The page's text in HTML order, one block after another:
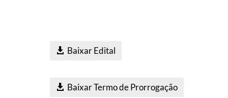
Baixar Edital
Baixar Termo de Prorrogação